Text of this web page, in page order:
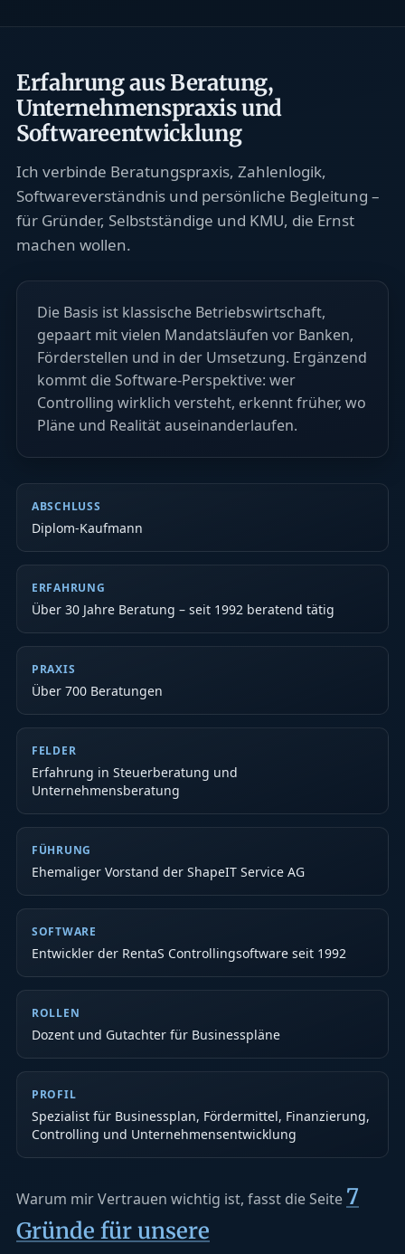
Erfahrung aus Beratung,
Unternehmenspraxis und
Softwareentwicklung
Ich verbinde Beratungspraxis, Zahlenlogik,
Softwareverständnis und persönliche Begleitung –
für Gründer, Selbstständige und KMU, die Ernst
machen wollen.
Die Basis ist klassische Betriebswirtschaft,
gepaart mit vielen Mandatsläufen vor Banken,
Förderstellen und in der Umsetzung. Ergänzend
kommt die Software-Perspektive: wer
Controlling wirklich versteht, erkennt früher, wo
Pläne und Realität auseinanderlaufen.
ABSCHLUSS
Diplom-Kaufmann
ERFAHRUNG
Über 30 Jahre Beratung – seit 1992 beratend tätig
PRAXIS
Über 700 Beratungen
FELDER
Erfahrung in Steuerberatung und
Unternehmensberatung
FÜHRUNG
Ehemaliger Vorstand der ShapeIT Service AG
SOFTWARE
Entwickler der RentaS Controllingsoftware seit 1992
ROLLEN
Dozent und Gutachter für Businesspläne
PROFIL
Spezialist für Businessplan, Fördermittel, Finanzierung,
Controlling und Unternehmensentwicklung
Warum mir Vertrauen wichtig ist, fasst die Seite 7
Gründe für unsere